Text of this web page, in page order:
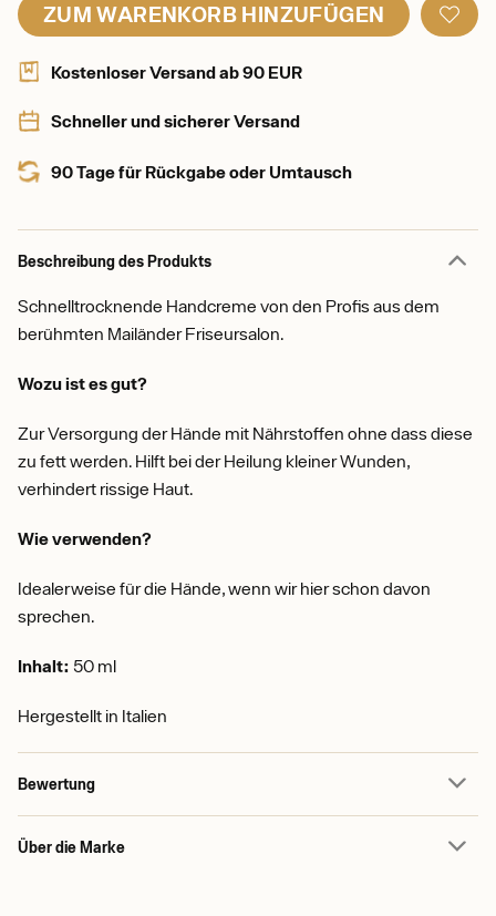
ZUM WARENKORB HINZUFÜGEN
Kostenloser Versand ab 90 EUR
Schneller und sicherer Versand
90 Tage für Rückgabe oder Umtausch
Beschreibung des Produkts
Schnelltrocknende Handcreme von den Profis aus dem
berühmten Mailänder Friseursalon.
Wozu ist es gut?
Zur Versorgung der Hände mit Nährstoffen ohne dass diese
zu fett werden. Hilft bei der Heilung kleiner Wunden,
verhindert rissige Haut.
Wie verwenden?
Idealerweise für die Hände, wenn wir hier schon davon
sprechen.
Inhalt: 50 ml
Hergestellt in Italien
Bewertung
Über die Marke